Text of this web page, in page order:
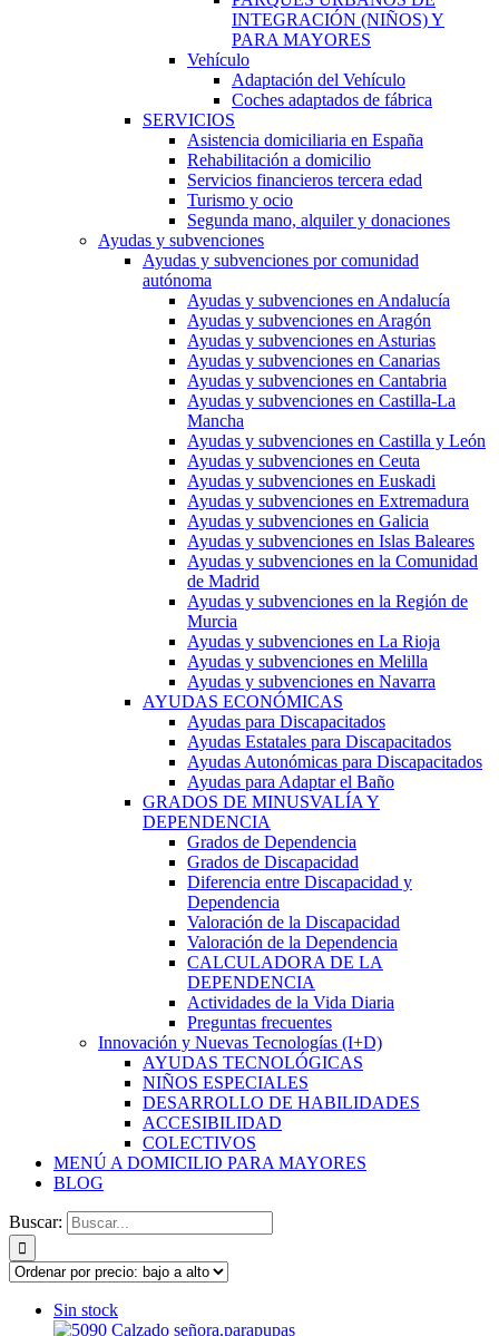
INTEGRACIÓN (NIÑOS) Y
PARA MAYORES
Vehículo
Adaptación del Vehículo
Coches adaptados de fábrica
SERVICIOS
Asistencia domiciliaria en España
Rehabilitación a domicilio
Servicios financieros tercera edad
Turismo y ocio
Segunda mano, alquiler y donaciones
Ayudas y subvenciones
Ayudas y subvenciones por comunidad
autónoma
Ayudas y subvenciones en Andalucía
Ayudas y subvenciones en Aragón
Ayudas y subvenciones en Asturias
Ayudas y subvenciones en Canarias
Ayudas y subvenciones en Cantabria
Ayudas y subvenciones en Castilla-La
Mancha
Ayudas y subvenciones en Castilla y León
Ayudas y subvenciones en Ceuta
Ayudas y subvenciones en Euskadi
Ayudas y subvenciones en Extremadura
Ayudas y subvenciones en Galicia
Ayudas y subvenciones en Islas Baleares
Ayudas y subvenciones en la Comunidad
de Madrid
Ayudas y subvenciones en la Región de
Murcia
Ayudas y subvenciones en La Rioja
Ayudas y subvenciones en Melilla
Ayudas y subvenciones en Navarra
AYUDAS ECONÓMICAS
Ayudas para Discapacitados
Ayudas Estatales para Discapacitados
Ayudas Autonómicas para Discapacitados
Ayudas para Adaptar el Baño
GRADOS DE MINUSVALÍA Y
DEPENDENCIA
Grados de Dependencia
Grados de Discapacidad
Diferencia entre Discapacidad y
Dependencia
Valoración de la Discapacidad
Valoración de la Dependencia
CALCULADORA DE LA
DEPENDENCIA
Actividades de la Vida Diaria
Preguntas frecuentes
Innovación y Nuevas Tecnologías (I+D)
AYUDAS TECNOLÓGICAS
NIÑOS ESPECIALES
DESARROLLO DE HABILIDADES
ACCESIBILIDAD
COLECTIVOS
MENÚ A DOMICILIO PARA MAYORES
BLOG
Buscar:
Sin stock